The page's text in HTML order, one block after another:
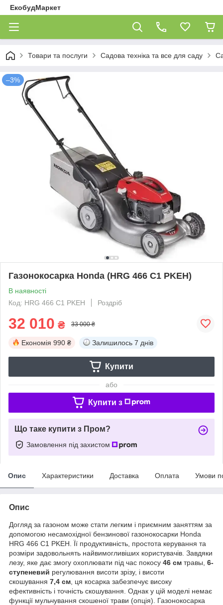
ЕкобудМаркет
Товари та послуги Садова техніка та все для саду
–3%
Газонокосарка Honda (HRG 466 С1 PKEH)
В наявності
Код: HRG 466 С1 PKEH
Роздріб
32 010 ₴ 33 000 ₴
Економія 990 ₴ Залишилось 7 днів
Купити
або
Купити з
Що таке купити з Пром?
Замовлення під захистом
Опис Характеристики Доставка Оплата Умови
Опис
Догляд за газоном може стати легким і приємним заняттям за
допомогою несамохідної бензинової газонокосарки Honda
HRG 466 С1 PKEH. Її продуктивність, простота керування та
розміри задовольнять найвимогливіших користувачів. Завдяки
лезу, яке дає змогу охоплювати під час покосу 46 см травы, 6-
ступеневий регулювання висоти зрізу, і висоти
скошування 7,4 см , ця косарка забезпечує високу
ефективність і точність скошування. Однак у цій моделі немає
функції мульчування скошеної трави (опція). Газонокосарка